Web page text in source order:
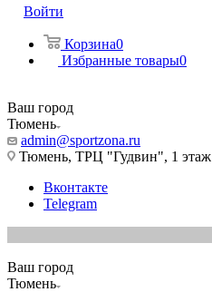
Войти
Корзина0
Избранные товары0
Ваш город
Тюмень
admin@sportzona.ru
Тюмень, ТРЦ "Гудвин", 1 этаж
Вконтакте
Telegram
Ваш город
Тюмень